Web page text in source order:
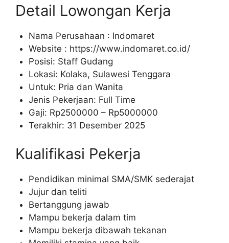
Detail Lowongan Kerja
Nama Perusahaan : Indomaret
Website : https://www.indomaret.co.id/
Posisi: Staff Gudang
Lokasi: Kolaka, Sulawesi Tenggara
Untuk: Pria dan Wanita
Jenis Pekerjaan: Full Time
Gaji: Rp2500000 – Rp5000000
Terakhir: 31 Desember 2025
Kualifikasi Pekerja
Pendidikan minimal SMA/SMK sederajat
Jujur dan teliti
Bertanggung jawab
Mampu bekerja dalam tim
Mampu bekerja dibawah tekanan